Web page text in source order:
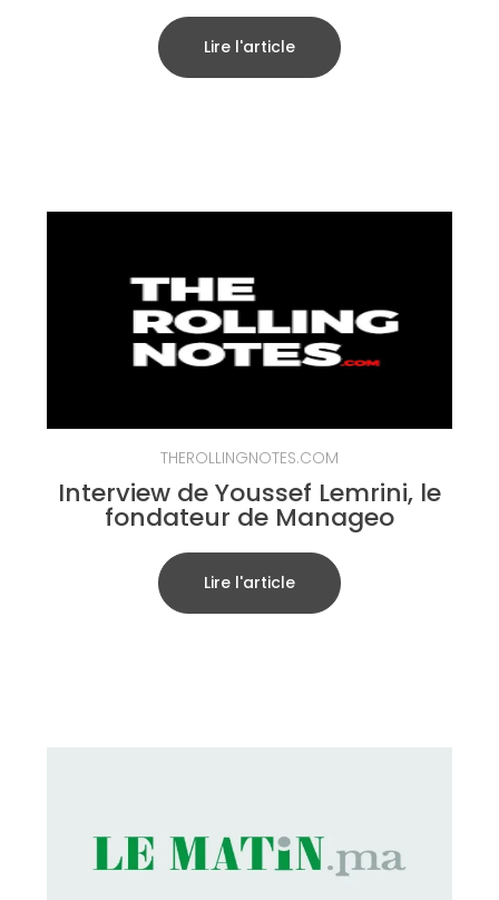
Lire l'article
THEROLLINGNOTES.COM
Interview de Youssef Lemrini, le
fondateur de Manageo
Lire l'article